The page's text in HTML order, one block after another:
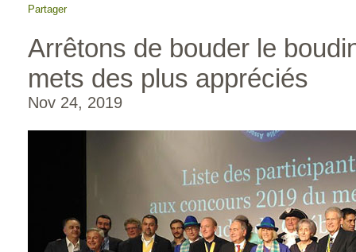
Partager
Arrêtons de bouder le
mets des plus appréciés
Nov 24, 2019